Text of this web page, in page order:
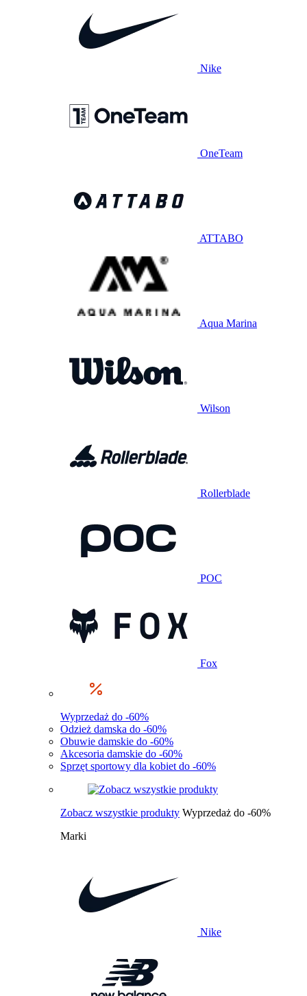
Nike
OneTeam
ATTABO
Aqua Marina
Wilson
Rollerblade
POC
Fox
Wyprzedaż do -60%
Odzież damska do -60%
Obuwie damskie do -60%
Akcesoria damskie do -60%
Sprzęt sportowy dla kobiet do -60%
Zobacz wszystkie produkty Wyprzedaż do -60%
Marki
Nike